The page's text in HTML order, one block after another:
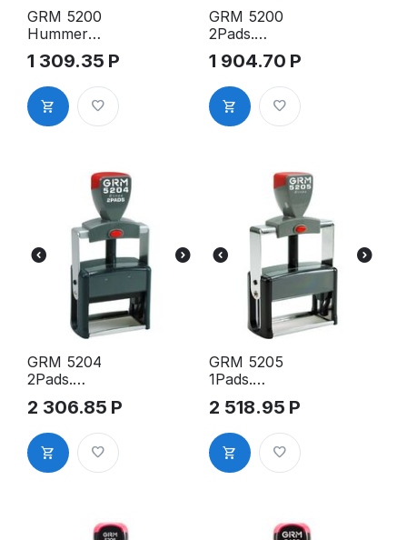
GRM 5200
Hummer
оснастка
для штампа,
43х26мм
1 309.35 Р
GRM 5200
2Pads.
Металическ
ая оснастка
для штампа,
41х24мм
1 904.70 Р
GRM 5204
2Pads.
Металическ
ая оснастка
для штампа,
60х29мм
2 306.85 Р
GRM 5205
1Pads.
Металическ
ая оснастка
для штампа,
75х30мм
2 518.95 Р